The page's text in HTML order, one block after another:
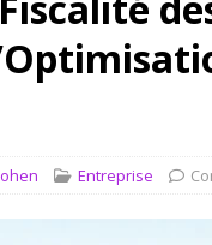
2026 ] Le scrutateur ag et
]
Entreprise